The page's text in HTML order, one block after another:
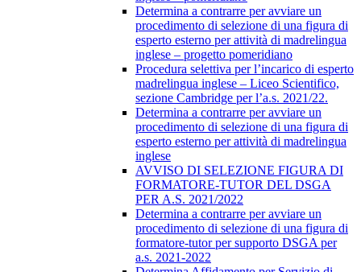
Determina a contrarre per avviare un
procedimento di selezione di una figura di
esperto esterno per attività di madrelingua
inglese – progetto pomeridiano
Procedura selettiva per l’incarico di esperto
madrelingua inglese – Liceo Scientifico,
sezione Cambridge per l’a.s. 2021/22.
Determina a contrarre per avviare un
procedimento di selezione di una figura di
esperto esterno per attività di madrelingua
inglese
AVVISO DI SELEZIONE FIGURA DI
FORMATORE-TUTOR DEL DSGA
PER A.S. 2021/2022
Determina a contrarre per avviare un
procedimento di selezione di una figura di
formatore-tutor per supporto DSGA per
a.s. 2021-2022